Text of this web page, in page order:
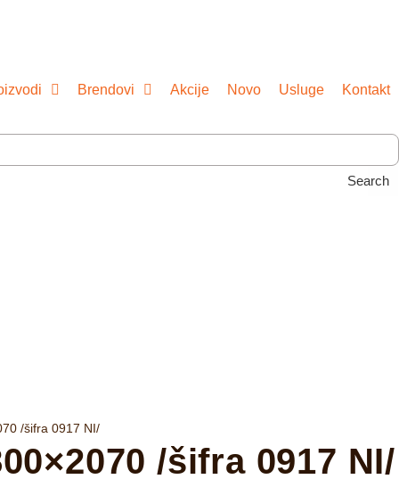
Brendovi Akcije Novo Usluge Kontakt
Search
/šifra 0917 NI/
/šifra 0917 NI/